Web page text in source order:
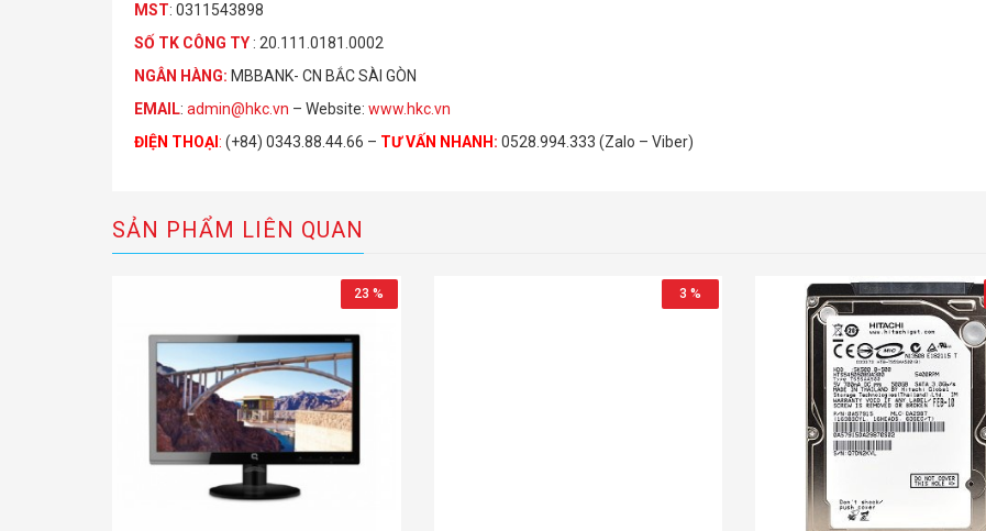
MST: 0311543898
SỐ TK CÔ NG TY : 20.111.0181.0002
NGÂN HÀNG: MBBANK- CN BẮC SÀI GÒN
EMAIL: admin@hkc.vn – Website: www.hkc.vn
ĐIỆN THOẠI : (+84) 0343.88.44.66 – TƯ VẤN NHANH : 0528.994.333 (Zalo – Viber)
SẢN PHẨM LIÊN QUAN
23 % 3 %